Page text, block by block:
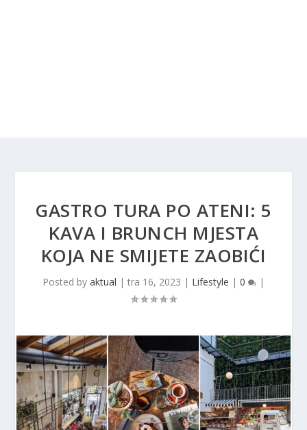
GASTRO TURA PO ATENI: 5
KAVA I BRUNCH MJESTA
KOJA NE SMIJETE ZAOBIĆI
Posted by aktual | tra 16, 2023 | Lifestyle | 0 |